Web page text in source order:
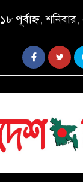
পূর্বাহ্ন,